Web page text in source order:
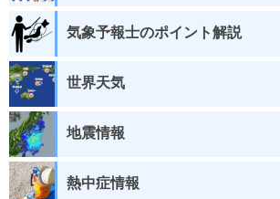
気象予報士のポイント解説
世界天気
地震情報
熱中症情報